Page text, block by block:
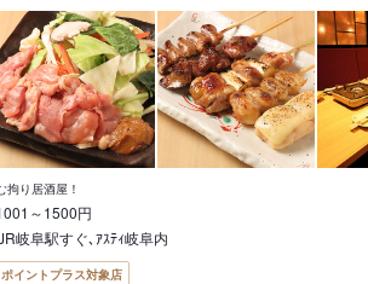
り居酒屋！
～1500円
岐阜駅すぐ､ｱｽﾃｨ岐阜内
ポイントプラス対象店